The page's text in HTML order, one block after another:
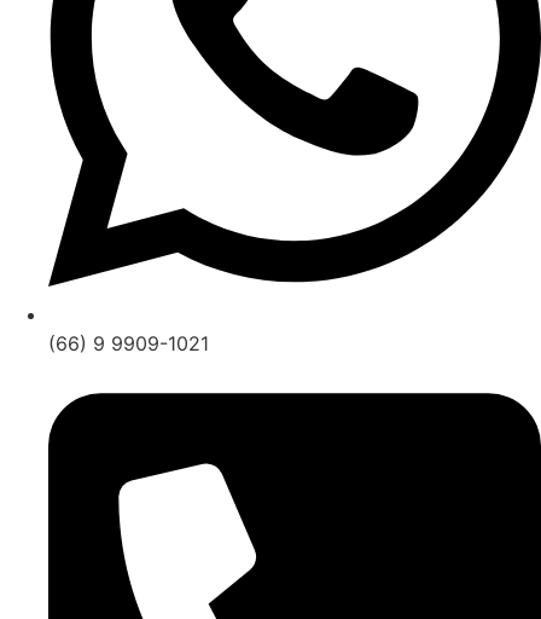
(66) 9 9909-1021